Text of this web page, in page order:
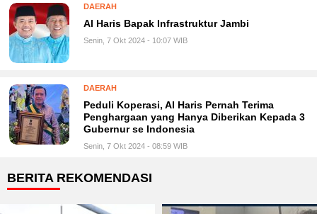
DAERAH
Al Haris Bapak Infrastruktur Jambi
Senin, 7 Okt 2024 - 10:07 WIB
DAERAH
Peduli Koperasi, Al Haris Pernah Terima
Penghargaan yang Hanya Diberikan Kepada 3
Gubernur se Indonesia
Senin, 7 Okt 2024 - 08:59 WIB
BERITA REKOMENDASI